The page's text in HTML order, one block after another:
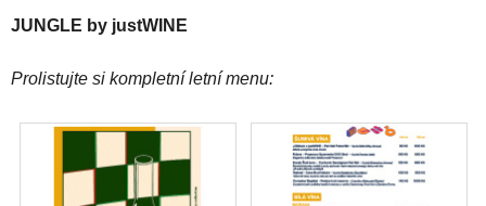
JUNGLE by justWINE
Prolistujte si kompletní letní menu: